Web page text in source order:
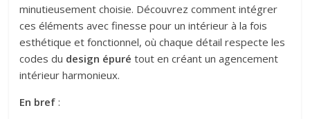
minutieusement choisie. Découvrez comment intégrer
ces éléments avec finesse pour un intérieur à la fois
esthétique et fonctionnel, où chaque détail respecte les
codes du design épuré tout en créant un agencement
intérieur harmonieux.
En bref :